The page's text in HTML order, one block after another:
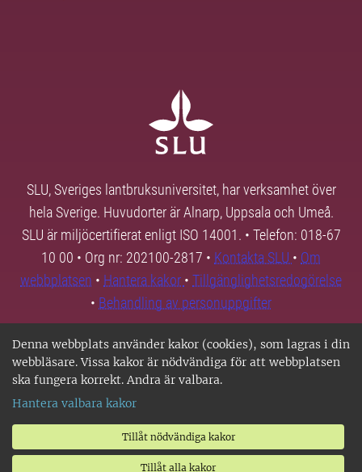
Denna webbplats använder kakor (cookies), som lagras i din
webbläsare. Vissa kakor är nödvändiga för att webbplatsen
ska fungera korrekt. Andra är valbara.
Hantera valbara kakor
Tillåt nödvändiga kakor
Tillåt alla kakor
SLU, Sveriges lantbruksuniversitet, har verksamhet över
hela Sverige. Huvudorter är Alnarp, Uppsala och Umeå.
SLU är miljöcertifierat enligt ISO 14001. • Telefon: 018-67
10 00 • Org nr: 202100-2817 • Kontakta SLU • Om
webbplatsen • Hantera kakor • Tillgänglighetsredogörelse
• Behandling av personuppgifter